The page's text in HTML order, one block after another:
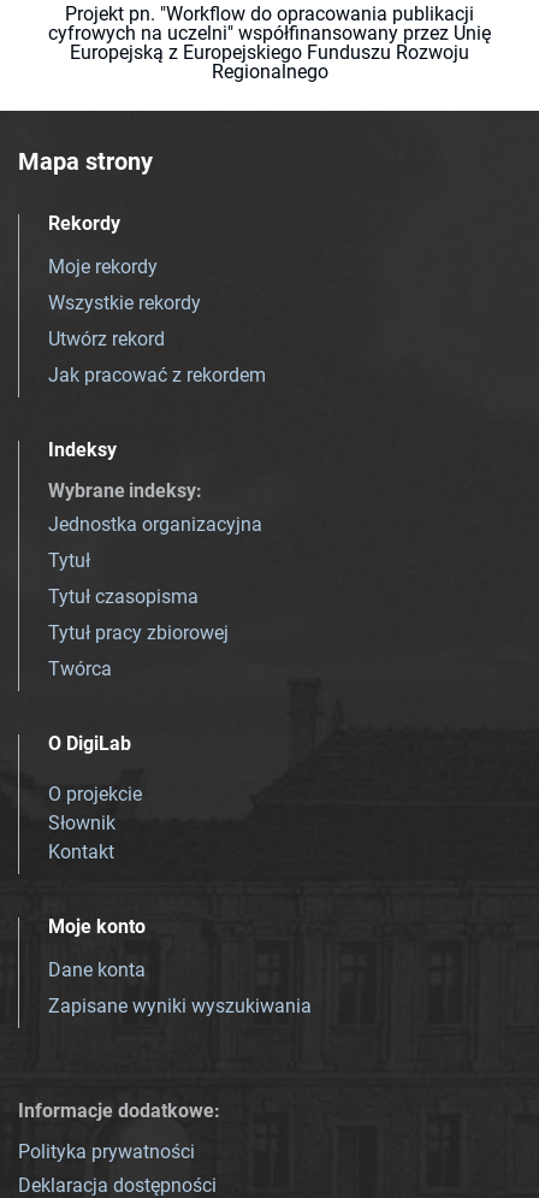
Projekt pn. "Workflow do opracowania publikacji
cyfrowych na uczelni" współfinansowany przez Unię
Europejską z Europejskiego Funduszu Rozwoju
Regionalnego
Mapa strony
Rekordy
Moje rekordy
Wszystkie rekordy
Utwórz rekord
Jak pracować z rekordem
Indeksy
Wybrane indeksy:
Jednostka organizacyjna
Tytuł
Tytuł czasopisma
Tytuł pracy zbiorowej
Twórca
O DigiLab
O projekcie
Słownik
Kontakt
Moje konto
Dane konta
Zapisane wyniki wyszukiwania
Informacje dodatkowe:
Polityka prywatności
Deklaracja dostępności